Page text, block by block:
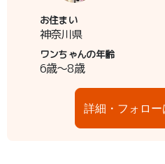
お住まい
神奈川県
ワンちゃんの年齢
6歳～8歳
詳細・フォロ